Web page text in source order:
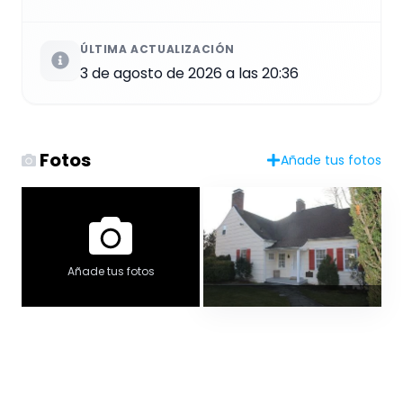
ÚLTIMA ACTUALIZACIÓN
3 de agosto de 2026 a las 20:36
Fotos Añade tus fotos
Añade tus fotos